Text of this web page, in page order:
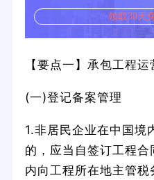
领取30天
【要点一】承包工程
(一)登记备案管理
1.非居民企业在中国境
的，应当自签订工程
内向工程所在地主管税